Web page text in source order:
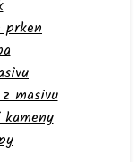
prken
masivu